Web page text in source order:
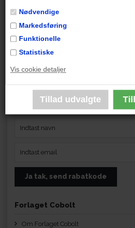
Nødvendige
Markedsføring
Funktionelle
Statistiske
Vis cookie detaljer
kundeservice@cobolt.dk
nyhedsbrev. Rabatten kan bruges én
dage og ikke tilbud og gavekort.
Forlaget Cobolt
Om Forlaget Cobolt